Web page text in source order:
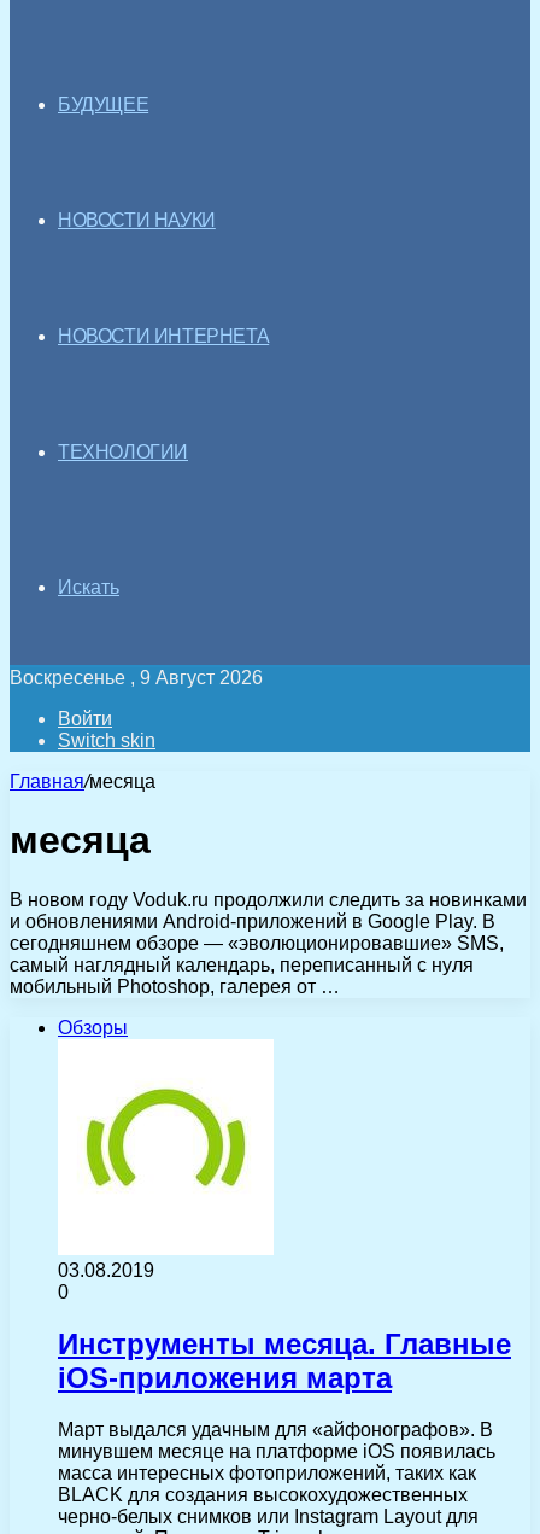
БУДУЩЕЕ
НОВОСТИ НАУКИ
НОВОСТИ ИНТЕРНЕТА
ТЕХНОЛОГИИ
Искать
Воскресенье , 9 Август 2026
Войти
Switch skin
Главная/месяца
месяца
В новом году Voduk.ru продолжили следить за новинками
и обновлениями Android-приложений в Google Play. В
сегодняшнем обзоре — «эволюционировавшие» SMS,
самый наглядный календарь, переписанный с нуля
мобильный Photoshop, галерея от …
Обзоры
03.08.2019
0
Инструменты месяца. Главные
iOS-приложения марта
Март выдался удачным для «айфонографов». В
минувшем месяце на платформе iOS появилась
масса интересных фотоприложений, таких как
BLACK для создания высокохудожественных
черно-белых снимков или Instagram Layout для